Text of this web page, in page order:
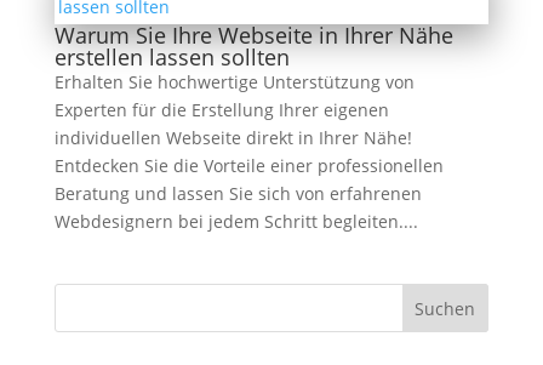
Warum Sie Ihre Webseite in Ihrer Nähe
erstellen lassen sollten
Erhalten Sie hochwertige Unterstützung von
Experten für die Erstellung Ihrer eigenen
individuellen Webseite direkt in Ihrer Nähe!
Entdecken Sie die Vorteile einer professionellen
Beratung und lassen Sie sich von erfahrenen
Webdesignern bei jedem Schritt begleiten....
Suchen